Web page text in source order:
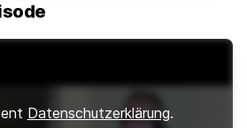
Datenschutzerklärung.